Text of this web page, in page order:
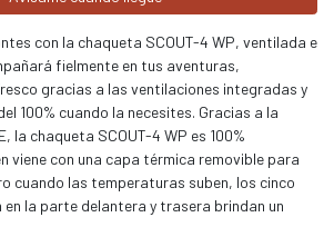
con la chaqueta SCOUT-4 WP, ventilada e
fielmente en tus aventuras,
gracias a las ventilaciones integradas y
100% cuando la necesites. Gracias a la
la chaqueta SCOUT-4 WP es 100%
viene con una capa térmica removible para
cuando las temperaturas suben, los cinco
en la parte delantera y trasera brindan un